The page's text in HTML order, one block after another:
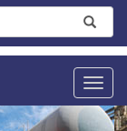
Toggle